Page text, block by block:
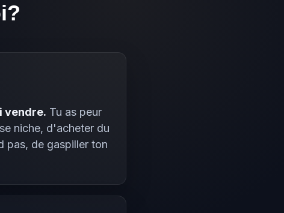
vendre. Tu as peur
niche, d'acheter du
pas, de gaspiller ton